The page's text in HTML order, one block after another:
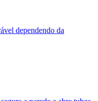
dependendo da